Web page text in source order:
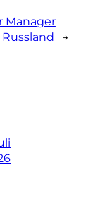
Manager
→